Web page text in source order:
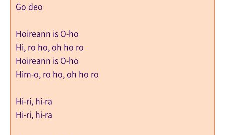
Go deo
Hoireann is O-ho
Hi, ro ho, oh ho ro
Hoireann is O-ho
Him-o, ro ho, oh ho ro
Hi-ri, hi-ra
Hi-ri, hi-ra